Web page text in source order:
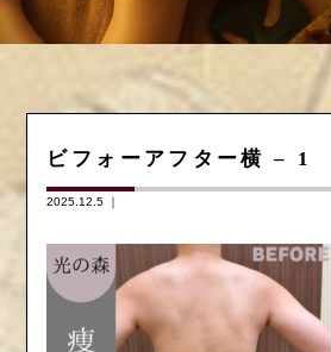
ビフォーアフター横 – 1
2025.12.5 ｜